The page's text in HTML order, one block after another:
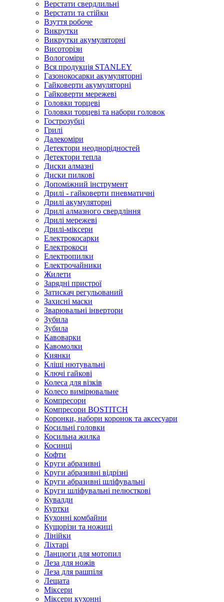
Верстати свердлильні
Верстати та стійки
Взуття робоче
Викрутки
Викрутки акумуляторні
Висоторізи
Вологоміри
Вся продукція STANLEY
Газонокосарки акумуляторні
Гайковерти акумуляторні
Гайковерти мережеві
Головки торцеві
Головки торцеві та набори головок
Гострозубці
Грилі
Далекоміри
Детектори неоднорідностей
Детектори тепла
Диски алмазні
Диски пилкові
Допоміжний інструмент
Дрилі - гайковерти пневматичні
Дрилі акумуляторні
Дрилі алмазного свердління
Дрилі мережеві
Дрилі-міксери
Електрокосарки
Електрокоси
Електропилки
Електрочайники
Жилети
Зарядні пристрої
Затискач регульований
Захисні маски
Зварювальні інвертори
Зубила
Зубила
Кавоварки
Кавомолки
Киянки
Кліщі нютувальні
Ключі гайкові
Колеса для візків
Колесо вимірювальне
Компресори
Компресори BOSTITCH
Коронки, набори коронок та аксесуари
Косильні головки
Косильна жилка
Косинці
Кофти
Круги абразивні
Круги абразивні відрізні
Круги абразивні шліфувальні
Круги шліфувальні пелюсткові
Кувалди
Куртки
Кухонні комбайни
Кущорізи та ножиці
Лінійки
Ліхтарі
Ланцюги для мотопил
Леза для ножів
Леза для рашпіля
Лещата
Міксери
Міксери кухонні